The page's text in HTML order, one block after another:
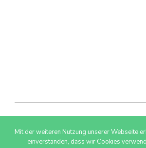
© 2026 AdSimple GmbH
Mit der weiteren Nutzung unserer Webseite
einverstanden, dass wir Cookies